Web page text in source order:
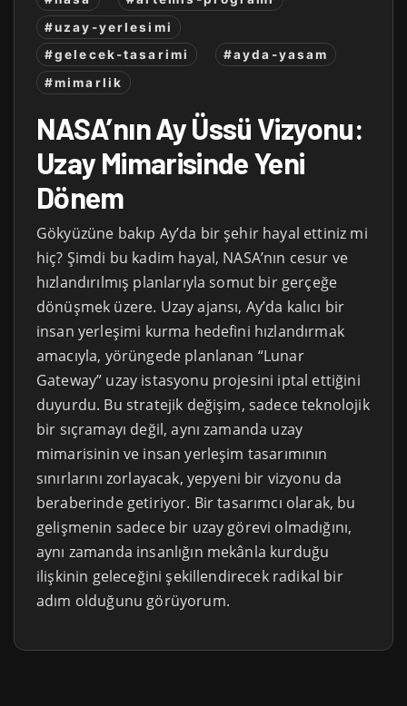
#uzay-yerlesimi
#gelecek-tasarimi
#ayda-yasam
#mimarlik
NASA’nın Ay Üssü Vizyonu:
Uzay Mimarisinde Yeni
Dönem
Gökyüzüne bakıp Ay’da bir şehir hayal ettiniz mi
hiç? Şimdi bu kadim hayal, NASA’nın cesur ve
hızlandırılmış planlarıyla somut bir gerçeğe
dönüşmek üzere. Uzay ajansı, Ay’da kalıcı bir
insan yerleşimi kurma hedefini hızlandırmak
amacıyla, yörüngede planlanan “Lunar
Gateway” uzay istasyonu projesini iptal ettiğini
duyurdu. Bu stratejik değişim, sadece teknolojik
bir sıçramayı değil, aynı zamanda uzay
mimarisinin ve insan yerleşim tasarımının
sınırlarını zorlayacak, yepyeni bir vizyonu da
beraberinde getiriyor. Bir tasarımcı olarak, bu
gelişmenin sadece bir uzay görevi olmadığını,
aynı zamanda insanlığın mekânla kurduğu
ilişkinin geleceğini şekillendirecek radikal bir
adım olduğunu görüyorum.